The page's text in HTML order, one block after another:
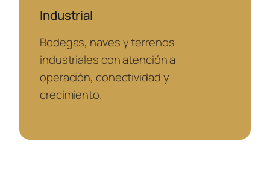
Industrial
Bodegas, naves y terrenos
industriales con atención a
operación, conectividad y
crecimiento.